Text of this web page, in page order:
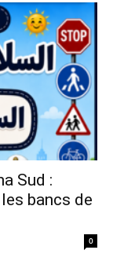
Sud :
les bancs de
0